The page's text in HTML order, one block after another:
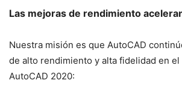
Las mejoras de rendimiento
Nuestra misión es que AutoCAD
de alto rendimiento y alta fidelidad en el
AutoCAD 2020: